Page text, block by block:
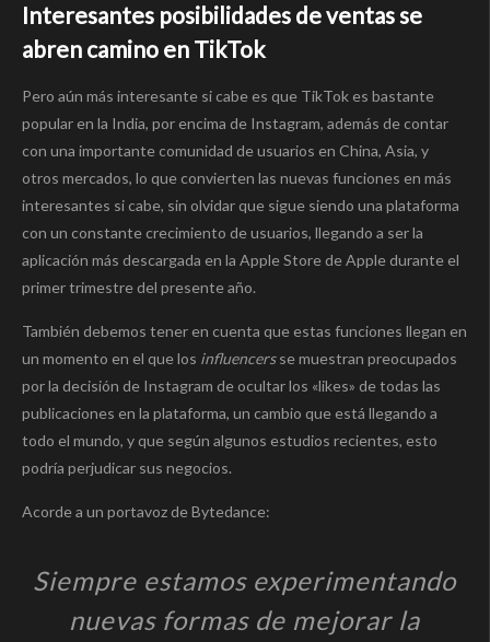
Interesantes posibilidades de ventas se
abren camino en TikTok
Pero aún más interesante si cabe es que TikTok es bastante
popular en la India, por encima de Instagram, además de contar
con una importante comunidad de usuarios en China, Asia, y
otros mercados, lo que convierten las nuevas funciones en más
interesantes si cabe, sin olvidar que sigue siendo una plataforma
con un constante crecimiento de usuarios, llegando a ser la
aplicación más descargada en la Apple Store de Apple durante el
primer trimestre del presente año.
También debemos tener en cuenta que estas funciones llegan en
un momento en el que los influencersse muestran preocupados
por la decisión de Instagram de ocultar los «likes» de todas las
publicaciones en la plataforma, un cambio que está llegando a
todo el mundo, y que según algunos estudios recientes, esto
podría perjudicar sus negocios.
Acorde a un portavoz de Bytedance:
Siempre estamos experimentando
nuevas formas de mejorar la